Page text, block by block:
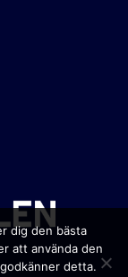
dig den bästa
att använda den
detta.